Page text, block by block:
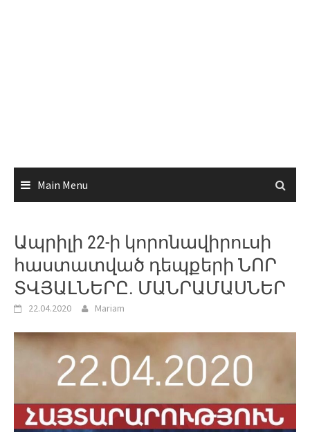
Main Menu
Ապրիլի 22-ի կորոնավիրուսի
հաստատված դեպքերի ՆՈՐ
ՏՎՅԱԼՆԵՐԸ. ՄԱՆՐԱՄԱՍՆԵՐ
22.04.2020 Mariam